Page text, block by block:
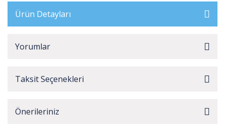
Ürün Detayları
Yorumlar
Taksit Seçenekleri
Önerileriniz